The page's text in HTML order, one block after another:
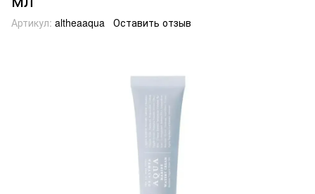
Артикул: altheaaqua Оставить отзыв